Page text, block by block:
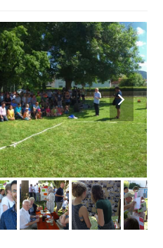
next
slide